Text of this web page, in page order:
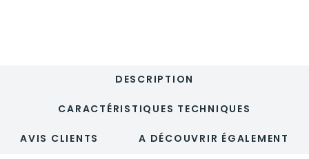
DESCRIPTION
CARACTÉRISTIQUES TECHNIQUES
AVIS CLIENTS A DÉCOUVRIR ÉGALEMENT